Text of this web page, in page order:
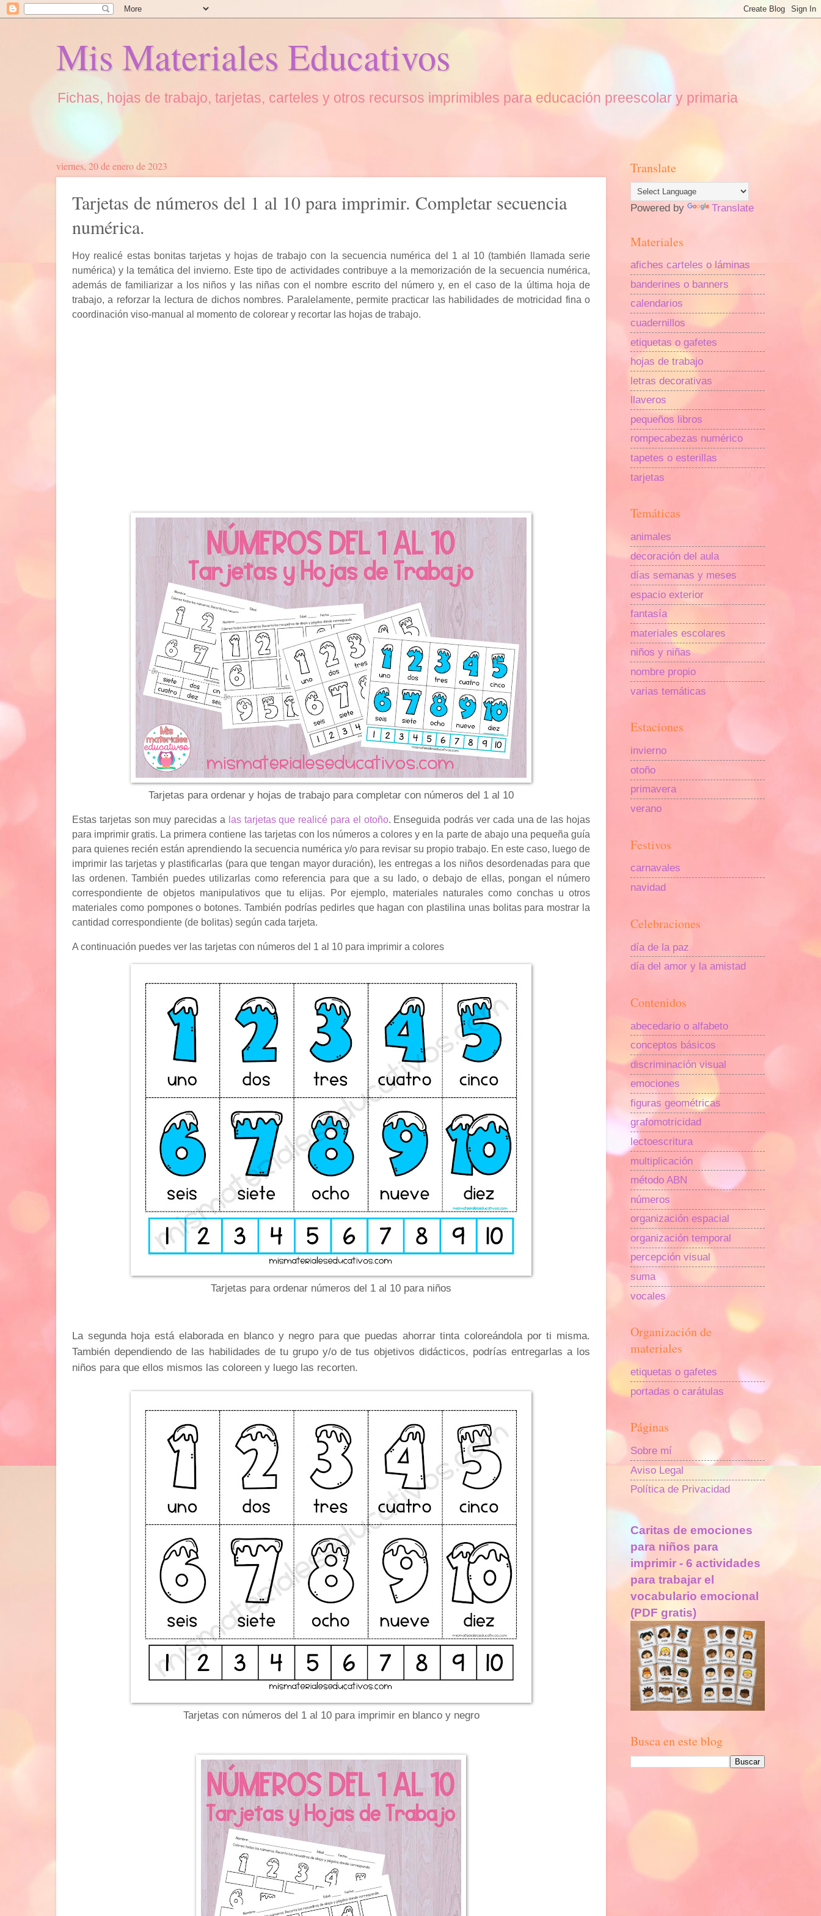
Mis Materiales Educativos
Fichas, hojas de trabajo, tarjetas, carteles y otros recursos imprimibles para educación preescolar y primaria
viernes, 20 de enero de 2023
Tarjetas de números del 1 al 10 para imprimir. Completar secuencia
numérica.
Hoy realicé estas bonitas tarjetas y hojas de trabajo con la secuencia numérica del 1 al 10 (también llamada serie
numérica) y la temática del invierno. Este tipo de actividades contribuye a la memorización de la secuencia numérica,
además de familiarizar a los niños y las niñas con el nombre escrito del número y, en el caso de la última hoja de
trabajo, a reforzar la lectura de dichos nombres. Paralelamente, permite practicar las habilidades de motricidad fina o
coordinación viso-manual al momento de colorear y recortar las hojas de trabajo.
Tarjetas para ordenar y hojas de trabajo para completar con números del 1 al 10
Estas tarjetas son muy parecidas a las tarjetas que realicé para el otoño. Enseguida podrás ver cada una de las hojas
para imprimir gratis. La primera contiene las tarjetas con los números a colores y en la parte de abajo una pequeña guía
para quienes recién están aprendiendo la secuencia numérica y/o para revisar su propio trabajo. En este caso, luego de
imprimir las tarjetas y plastificarlas (para que tengan mayor duración), les entregas a los niños desordenadas para que
las ordenen. También puedes utilizarlas como referencia para que a su lado, o debajo de ellas, pongan el número
correspondiente de objetos manipulativos que tu elijas. Por ejemplo, materiales naturales como conchas u otros
materiales como pompones o botones. También podrías pedirles que hagan con plastilina unas bolitas para mostrar la
cantidad correspondiente (de bolitas) según cada tarjeta.
A continuación puedes ver las tarjetas con números del 1 al 10 para imprimir a colores
Tarjetas para ordenar números del 1 al 10 para niños
La segunda hoja está elaborada en blanco y negro para que puedas ahorrar tinta coloreándola por ti misma.
También dependiendo de las habilidades de tu grupo y/o de tus objetivos didácticos, podrías entregarlas a los
niños para que ellos mismos las coloreen y luego las recorten.
Tarjetas con números del 1 al 10 para imprimir en blanco y negro
Translate
Powered by Translate
Materiales
afiches carteles o láminas
banderines o banners
calendarios
cuadernillos
etiquetas o gafetes
hojas de trabajo
letras decorativas
llaveros
pequeños libros
rompecabezas numérico
tapetes o esterillas
tarjetas
Temáticas
animales
decoración del aula
días semanas y meses
espacio exterior
fantasía
materiales escolares
niños y niñas
nombre propio
varias temáticas
Estaciones
invierno
otoño
primavera
verano
Festivos
carnavales
navidad
Celebraciones
día de la paz
día del amor y la amistad
Contenidos
abecedario o alfabeto
conceptos básicos
discriminación visual
emociones
figuras geométricas
grafomotricidad
lectoescritura
multiplicación
método ABN
números
organización espacial
organización temporal
percepción visual
suma
vocales
Organización de
materiales
etiquetas o gafetes
portadas o carátulas
Páginas
Sobre mí
Aviso Legal
Política de Privacidad
Caritas de emociones
para niños para
imprimir - 6 actividades
para trabajar el
vocabulario emocional
(PDF gratis)
Busca en este blog